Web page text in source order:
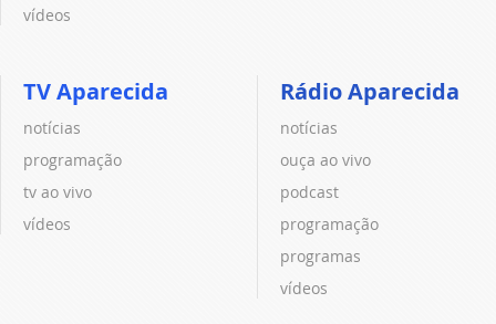
vídeos
TV Aparecida
notícias
programação
tv ao vivo
vídeos
Rádio Aparecida
notícias
ouça ao vivo
podcast
programação
programas
vídeos